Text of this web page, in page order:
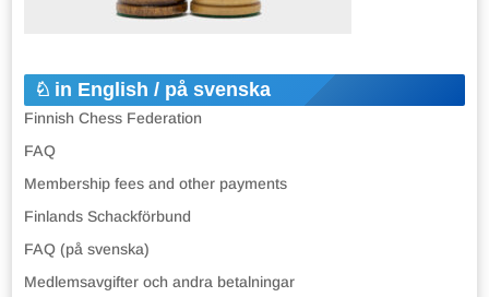
in English / på svenska
Finnish Chess Federation
FAQ
Membership fees and other payments
Finlands Schackförbund
FAQ (på svenska)
Medlemsavgifter och andra betalningar